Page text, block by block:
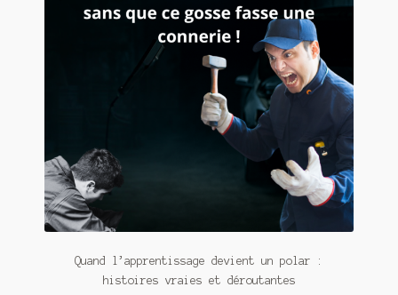
Quand l’apprentissage devient un polar :
histoires vraies et déroutantes